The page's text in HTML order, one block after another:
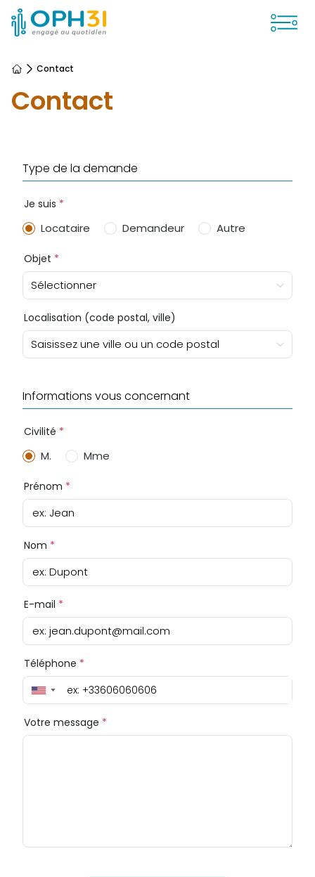
AccueilContact
Contact
Type de la demande
Je suis *
Locataire Demandeur Autre
Objet *
Sélectionner
Localisation (code postal, ville)
Saisissez une ville ou un code postal
Informations vous concernant
Civilité *
M. Mme
Prénom *
ex: Jean
Nom *
ex: Dupont
E-mail *
ex: jean.dupont@mail.com
Téléphone *
▼
Votre message *